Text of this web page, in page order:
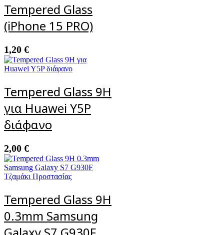
Tempered Glass
(iPhone 15 PRO)
1,20 €
Tempered Glass 9H
για Huawei Y5P
διάφανο
2,00 €
Tempered Glass 9H
0.3mm Samsung